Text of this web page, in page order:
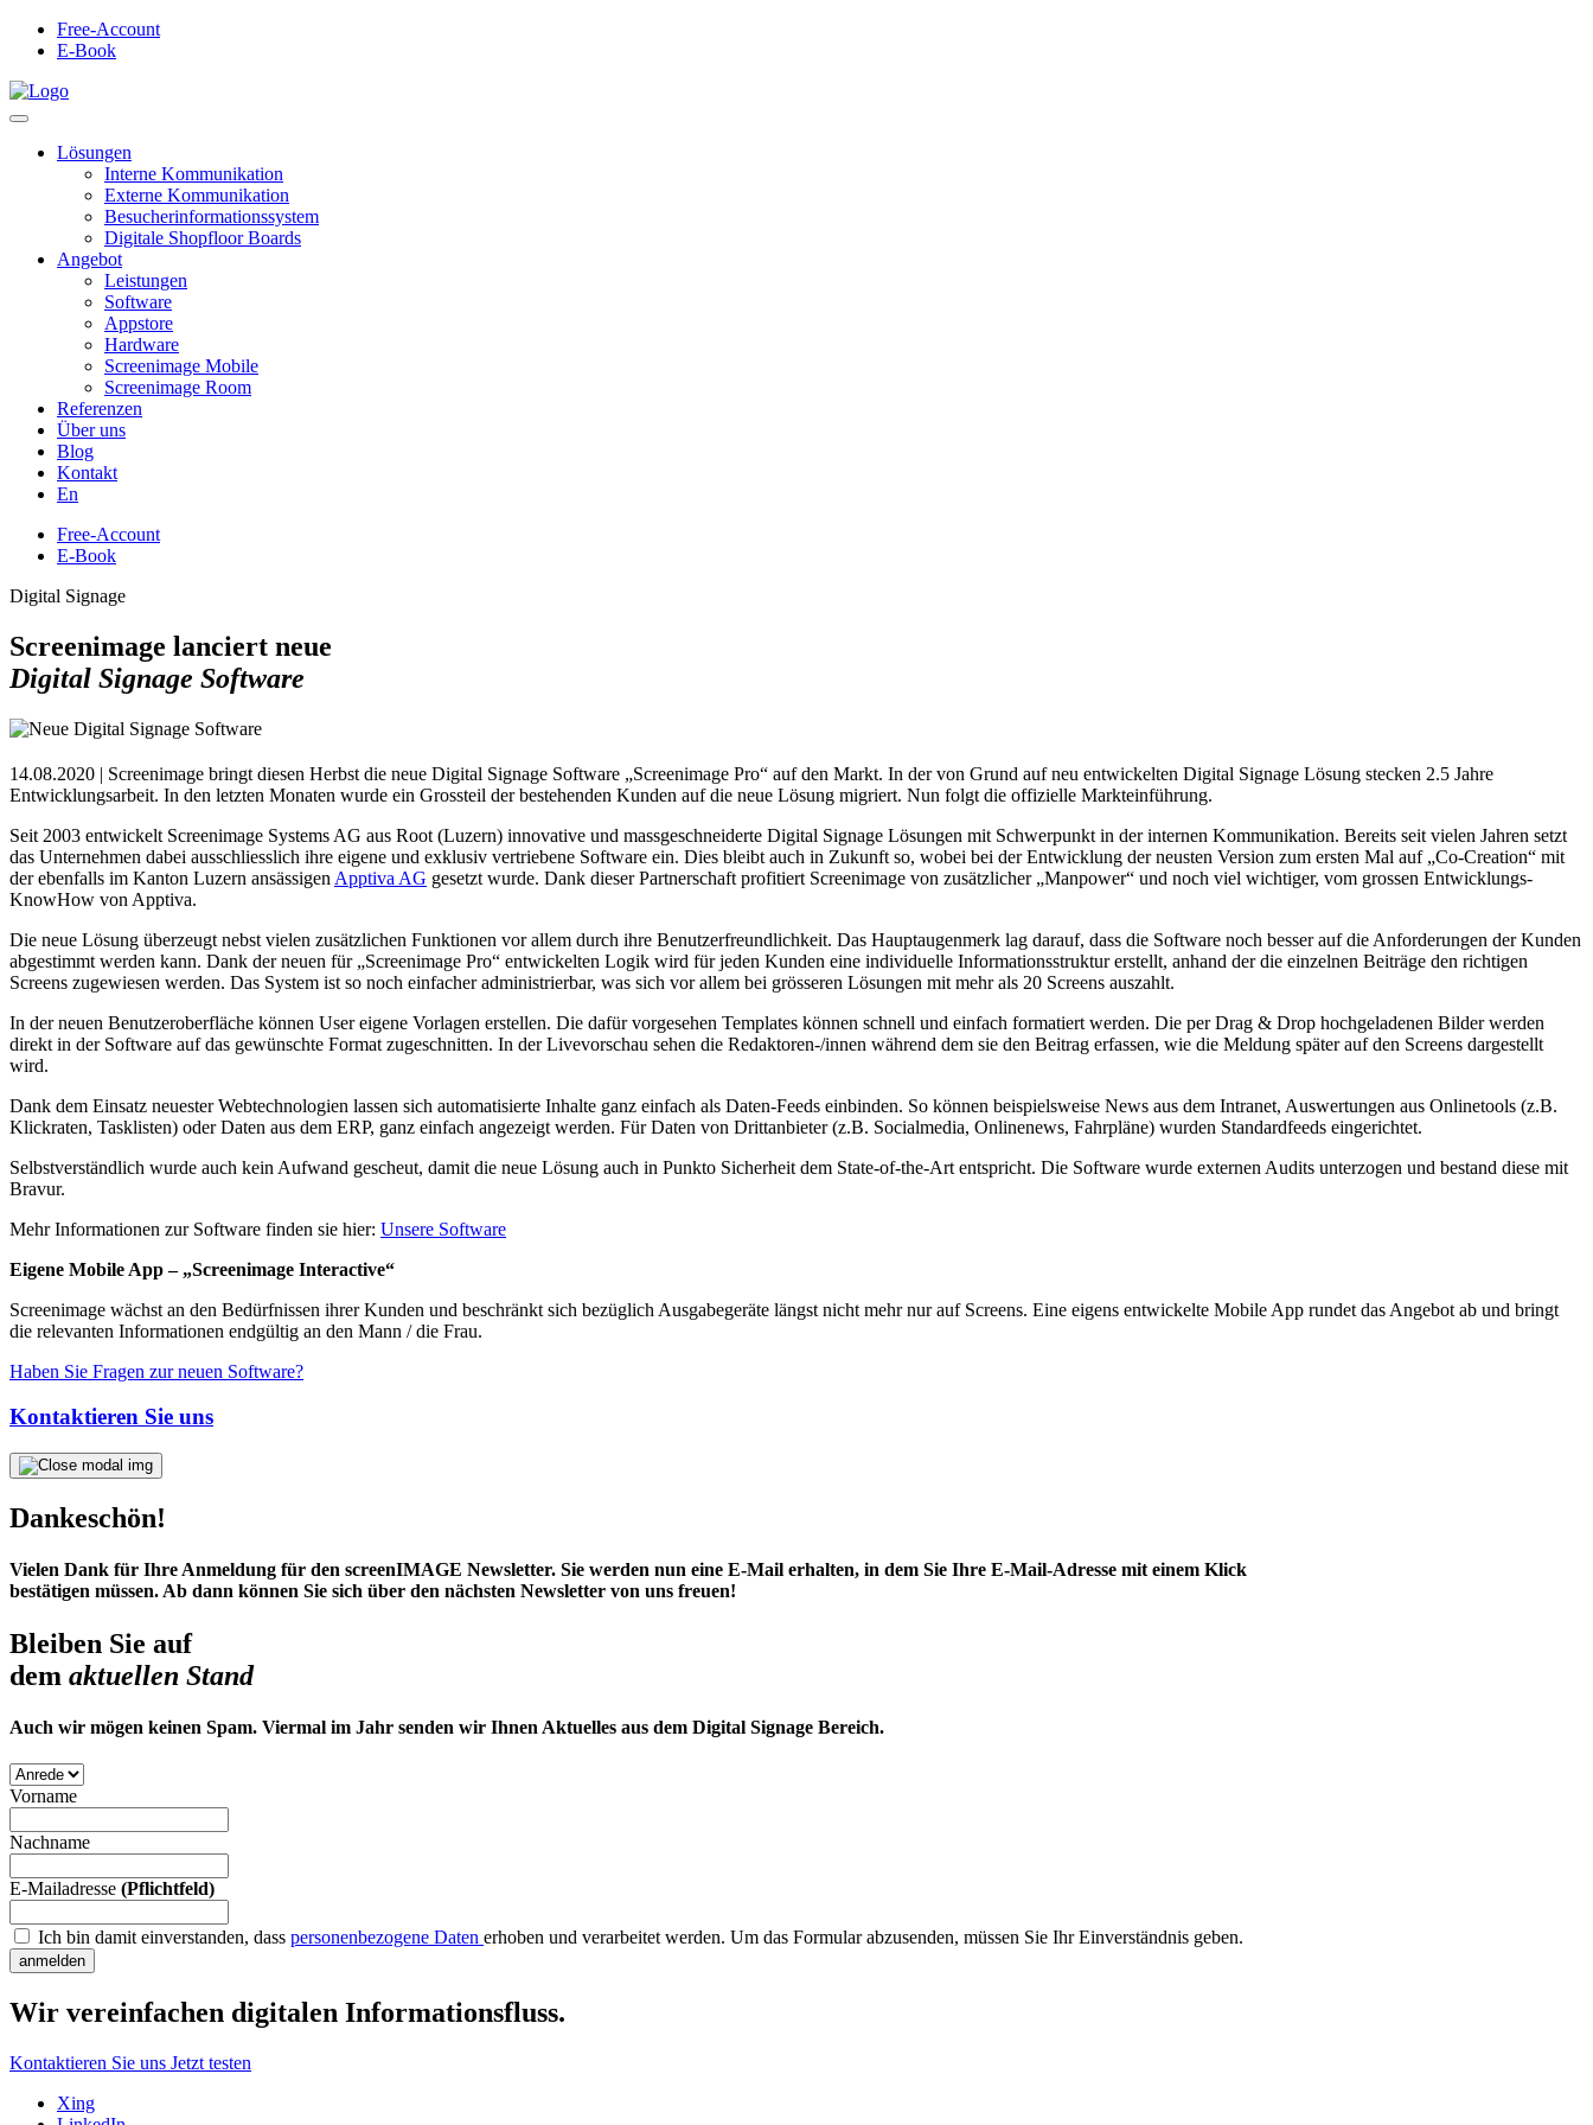
Free-Account
E-Book
Lösungen
Interne Kommunikation
Externe Kommunikation
Besucherinformationssystem
Digitale Shopfloor Boards
Angebot
Leistungen
Software
Appstore
Hardware
Screenimage Mobile
Screenimage Room
Referenzen
Über uns
Blog
Kontakt
En
Free-Account
E-Book
Digital Signage
Screenimage lanciert neue
Digital Signage Software
14.08.2020 | Screenimage bringt diesen Herbst die neue Digital Signage Software „Screenimage Pro“ auf den Markt. In der von Grund auf neu entwickelten Digital Signage Lösung stecken 2.5 Jahre
Entwicklungsarbeit. In den letzten Monaten wurde ein Grossteil der bestehenden Kunden auf die neue Lösung migriert. Nun folgt die offizielle Markteinführung.
Seit 2003 entwickelt Screenimage Systems AG aus Root (Luzern) innovative und massgeschneiderte Digital Signage Lösungen mit Schwerpunkt in der internen Kommunikation. Bereits seit vielen Jahren setzt
das Unternehmen dabei ausschliesslich ihre eigene und exklusiv vertriebene Software ein. Dies bleibt auch in Zukunft so, wobei bei der Entwicklung der neusten Version zum ersten Mal auf „Co-Creation“ mit
der ebenfalls im Kanton Luzern ansässigen Apptiva AG gesetzt wurde. Dank dieser Partnerschaft profitiert Screenimage von zusätzlicher „Manpower“ und noch viel wichtiger, vom grossen Entwicklungs-
KnowHow von Apptiva.
Die neue Lösung überzeugt nebst vielen zusätzlichen Funktionen vor allem durch ihre Benutzerfreundlichkeit. Das Hauptaugenmerk lag darauf, dass die Software noch besser auf die Anforderungen der Kunden
abgestimmt werden kann. Dank der neuen für „Screenimage Pro“ entwickelten Logik wird für jeden Kunden eine individuelle Informationsstruktur erstellt, anhand der die einzelnen Beiträge den richtigen
Screens zugewiesen werden. Das System ist so noch einfacher administrierbar, was sich vor allem bei grösseren Lösungen mit mehr als 20 Screens auszahlt.
In der neuen Benutzeroberfläche können User eigene Vorlagen erstellen. Die dafür vorgesehen Templates können schnell und einfach formatiert werden. Die per Drag & Drop hochgeladenen Bilder werden
direkt in der Software auf das gewünschte Format zugeschnitten. In der Livevorschau sehen die Redaktoren-/innen während dem sie den Beitrag erfassen, wie die Meldung später auf den Screens dargestellt
wird.
Dank dem Einsatz neuester Webtechnologien lassen sich automatisierte Inhalte ganz einfach als Daten-Feeds einbinden. So können beispielsweise News aus dem Intranet, Auswertungen aus Onlinetools (z.B.
Klickraten, Tasklisten) oder Daten aus dem ERP, ganz einfach angezeigt werden. Für Daten von Drittanbieter (z.B. Socialmedia, Onlinenews, Fahrpläne) wurden Standardfeeds eingerichtet.
Selbstverständlich wurde auch kein Aufwand gescheut, damit die neue Lösung auch in Punkto Sicherheit dem State-of-the-Art entspricht. Die Software wurde externen Audits unterzogen und bestand diese mit
Bravur.
Mehr Informationen zur Software finden sie hier: Unsere Software
Eigene Mobile App – „Screenimage Interactive“
Screenimage wächst an den Bedürfnissen ihrer Kunden und beschränkt sich bezüglich Ausgabegeräte längst nicht mehr nur auf Screens. Eine eigens entwickelte Mobile App rundet das Angebot ab und bringt
die relevanten Informationen endgültig an den Mann / die Frau.
Haben Sie Fragen zur neuen Software?
Kontaktieren Sie uns
Dankeschön!
Vielen Dank für Ihre Anmeldung für den screenIMAGE Newsletter. Sie werden nun eine E-Mail erhalten, in dem Sie Ihre E-Mail-Adresse mit einem Klick
bestätigen müssen. Ab dann können Sie sich über den nächsten Newsletter von uns freuen!
Bleiben Sie auf
dem aktuellen Stand
Auch wir mögen keinen Spam. Viermal im Jahr senden wir Ihnen Aktuelles aus dem Digital Signage Bereich.
Vorname
Nachname
E-Mailadresse (Pflichtfeld)
Ich bin damit einverstanden, dass personenbezogene Daten erhoben und verarbeitet werden. Um das Formular abzusenden, müssen Sie Ihr Einverständnis geben.
anmelden
Wir vereinfachen digitalen Informationsfluss.
Kontaktieren Sie uns Jetzt testen
Xing